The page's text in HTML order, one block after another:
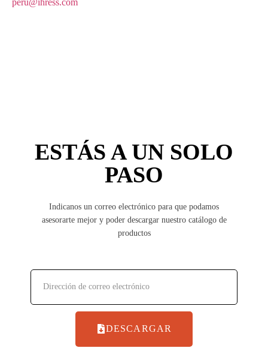
peru@ihress.com
ESTÁS A UN SOLO
PASO
Indicanos un correo electrónico para que podamos
asesorarte mejor y poder descargar nuestro catálogo de
productos
DESCARGAR